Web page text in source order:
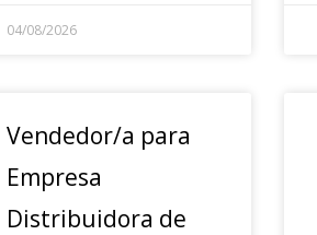
04/08/2026
Vendedor/a para
Empresa
Distribuidora de